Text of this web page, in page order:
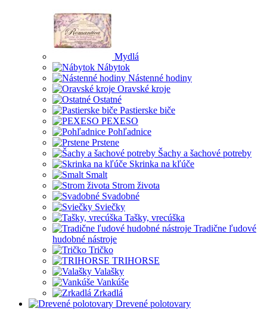
Mydlá
Nábytok
Nástenné hodiny
Oravské kroje
Ostatné
Pastierske biče
PEXESO
Pohľadnice
Prstene
Šachy a šachové potreby
Skrinka na kľúče
Smalt
Strom života
Svadobné
Sviečky
Tašky, vrecúška
Tradične ľudové
hudobné nástroje
Tričko
TRIHORSE
Valašky
Vankúše
Zrkadlá
Drevené polotovary